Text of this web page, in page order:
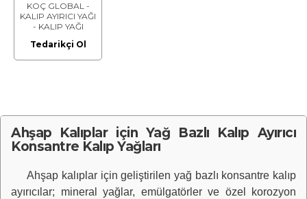
KOÇ GLOBAL -
KALIP AYIRICI YAĞI
- KALIP YAĞI
Tedarikçi Ol
Ahşap Kalıplar için Yağ Bazlı Kalıp Ayırıcı
Konsantre Kalıp Yağları
Ahşap kalıplar için geliştirilen yağ bazlı konsantre kalıp
ayırıcılar; mineral yağlar, emülgatörler ve özel korozyon